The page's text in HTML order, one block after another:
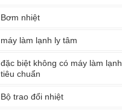
Bơm nhiệt
máy làm lạnh ly tâm
đặc biệt không có máy làm lạnh
tiêu chuẩn
Bộ trao đổi nhiệt